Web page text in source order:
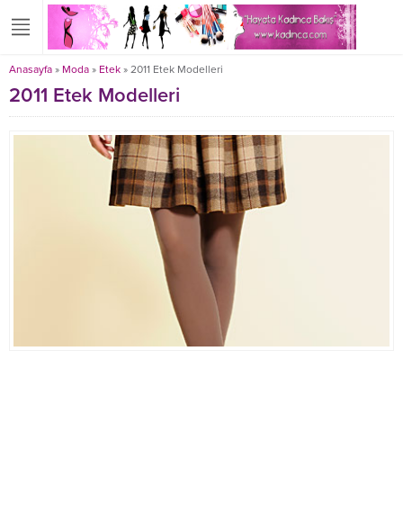
Anasayfa » Moda » Etek » 2011 Etek Modelleri
2011 Etek Modelleri